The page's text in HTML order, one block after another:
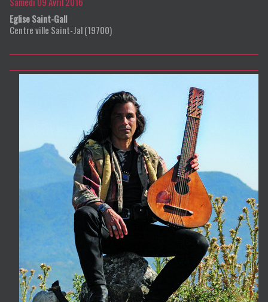
Eglise Saint-Gall
Centre ville Saint-Jal(19700)